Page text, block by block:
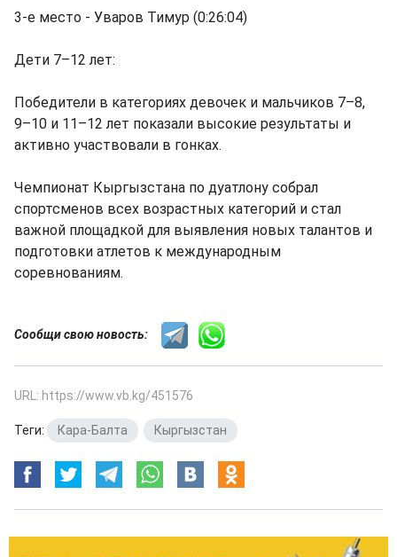
3-е место - Уваров Тимур (0:26:04)
Дети 7–12 лет:
Победители в категориях девочек и мальчиков 7–8,
9–10 и 11–12 лет показали высокие результаты и
активно участвовали в гонках.
Чемпионат Кыргызстана по дуатлону собрал
спортсменов всех возрастных категорий и стал
важной площадкой для выявления новых талантов и
подготовки атлетов к международным
соревнованиям.
Сообщи свою новость:
URL: https://www.vb.kg/451576
Теги: Кара-Балта Кыргызстан